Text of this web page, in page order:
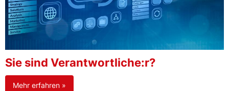
Sie sind Verantwortliche:r?
Mehr erfahren »